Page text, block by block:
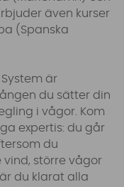
även kurser
(Spanska
är
du sätter din
i vågor. Kom
expertis: du går
du
större vågor
du klarat alla